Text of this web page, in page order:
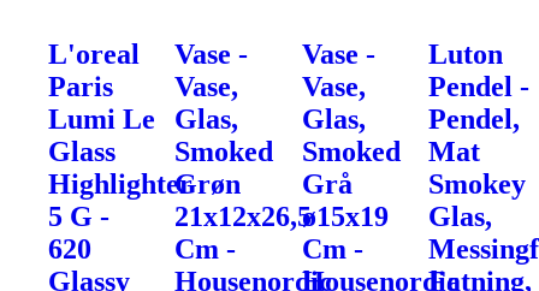
L'oreal
Paris
Lumi Le
Glass
Highlighter
5 G -
620
Glassy
Vase -
Vase,
Glas,
Smoked
Grøn
21x12x26,5
Cm -
Housenordic
Vase -
Vase,
Glas,
Smoked
Grå
ø15x19
Cm -
Housenordic
Luton
Pendel -
Pendel,
Mat
Smokey
Glas,
Fatning,